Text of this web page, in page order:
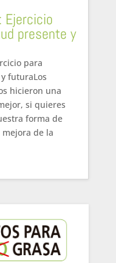
Ejercicio
presente y
para
futuraLos
hicieron una
si quieres
forma de
de la